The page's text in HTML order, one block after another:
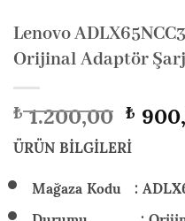
Lenovo
Orijinal Adaptör
₺1.200,00fiyat:
₺
₺
ÜRÜN BİLGİLERİ
Mağaza Kodu :